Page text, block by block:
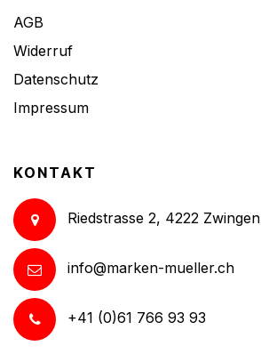
AGB
Widerruf
Datenschutz
Impressum
KONTAKT
Riedstrasse 2, 4222 Zwingen
info@marken-mueller.ch
+41 (0)61 766 93 93